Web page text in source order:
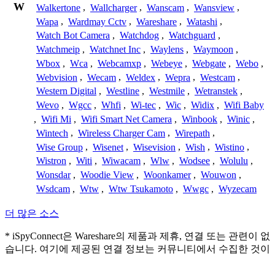
W Walkertone , Wallcharger , Wanscam , Wansview ,
Wapa , Wardmay Cctv , Wareshare , Watashi ,
Watch Bot Camera , Watchdog , Watchguard ,
Watchmeip , Watchnet Inc , Waylens , Waymoon ,
Wbox , Wca , Webcamxp , Webeye , Webgate , Webo ,
Webvision , Wecam , Weldex , Wepra , Westcam ,
Western Digital , Westline , Westmile , Wetranstek ,
Wevo , Wgcc , Whfi , Wi-tec , Wic , Widix , Wifi Baby
, Wifi Mi , Wifi Smart Net Camera , Winbook , Winic ,
Wintech , Wireless Charger Cam , Wirepath ,
Wise Group , Wisenet , Wisevision , Wish , Wistino ,
Wistron , Witi , Wiwacam , Wlw , Wodsee , Wolulu ,
Wonsdar , Woodie View , Woonkamer , Wouwon ,
Wsdcam , Wtw , Wtw Tsukamoto , Wwgc , Wyzecam
더 많은 소스
* iSpyConnect은 Wareshare의 제품과 제휴, 연결 또는 관련이 없
습니다. 여기에 제공된 연결 정보는 커뮤니티에서 수집한 것이